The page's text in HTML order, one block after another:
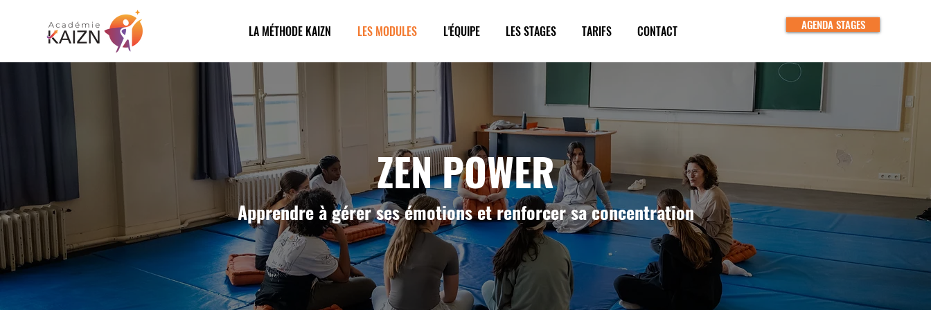
LA MÉTHODE KAIZN LES MODULES L'ÉQUIPE LES STAGES TARIFS CONTACT AGENDA STAGES
ZEN POWER
Apprendre à gérer ses émotions et renforcer sa concentration